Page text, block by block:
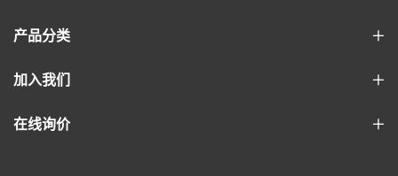
产品分类
加入我们
在线询价